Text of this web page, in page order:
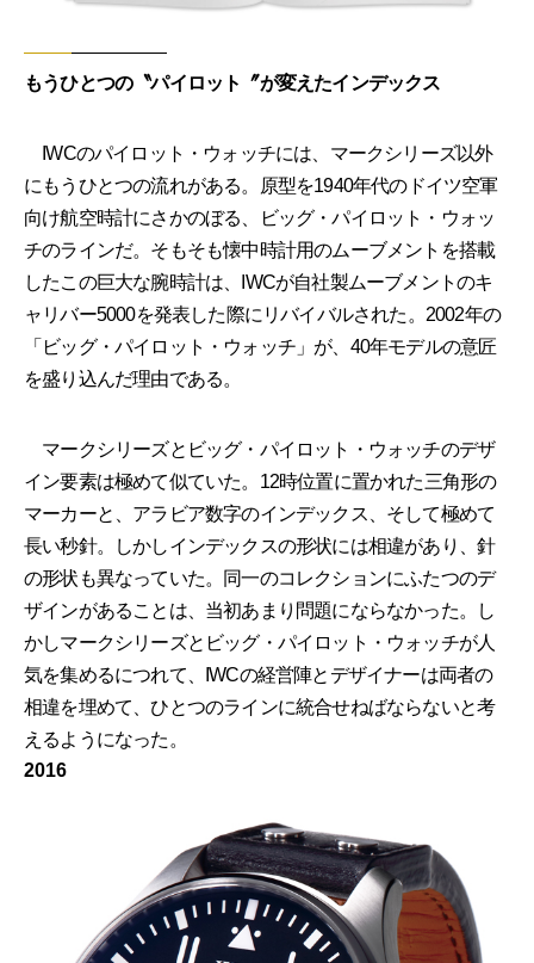
もうひとつの〝パイロット〞が変えたインデックス
IWCのパイロット・ウォッチには、マークシリーズ以外
にもうひとつの流れがある。原型を1940年代のドイツ空軍
向け航空時計にさかのぼる、ビッグ・パイロット・ウォッ
チのラインだ。そもそも懐中時計用のムーブメントを搭載
したこの巨大な腕時計は、IWCが自社製ムーブメントのキ
ャリバー5000を発表した際にリバイバルされた。2002年の
「ビッグ・パイロット・ウォッチ」が、40年モデルの意匠
を盛り込んだ理由である。
マークシリーズとビッグ・パイロット・ウォッチのデザ
イン要素は極めて似ていた。12時位置に置かれた三角形の
マーカーと、アラビア数字のインデックス、そして極めて
長い秒針。しかしインデックスの形状には相違があり、針
の形状も異なっていた。同一のコレクションにふたつのデ
ザインがあることは、当初あまり問題にならなかった。し
かしマークシリーズとビッグ・パイロット・ウォッチが人
気を集めるにつれて、IWCの経営陣とデザイナーは両者の
相違を埋めて、ひとつのラインに統合せねばならないと考
えるようになった。
2016